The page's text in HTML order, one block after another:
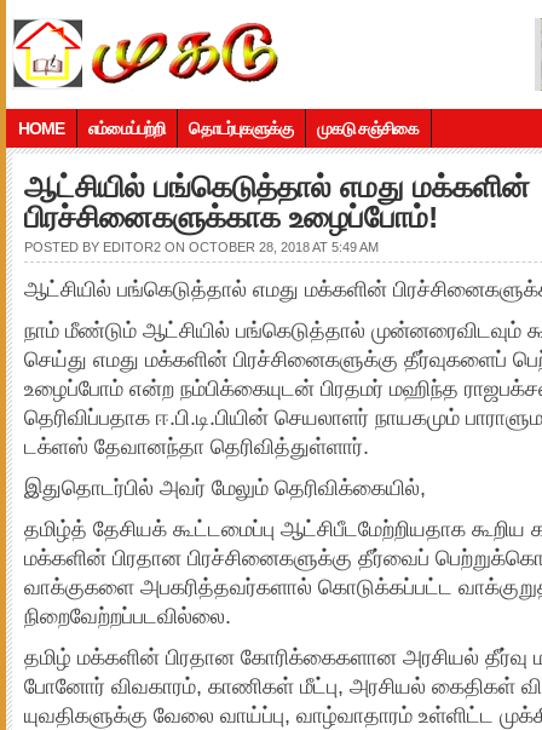
HOME எம்மைப்பற்றி தொடர்புகளுக்கு முகடு சஞ்சிகை
ஆட்சியில் பங்கெடுத்தால் எமது மக்களின்
பிரச்சினைகளுக்காக உழைப்போம்!
POSTED BY EDITOR2 ON OCTOBER 28, 2018 AT 5:49 AM
ஆட்சியில் பங்கெடுத்தால் எமது மக்களின்
நாம் மீண்டும் ஆட்சியில் பங்கெடுத்தால் முன்னரைவிடவும்
செய்து எமது மக்களின் பிரச்சினைகளுக்கு தீர்வுகளைப்
உழைப்போம் என்ற நம்பிக்கையுடன் பிரதமர் மஹிந்த
தெரிவிப்பதாக ஈ.பி.டி.பியின் செயலாளர் நாயகமும்
டக்ளஸ் தேவானந்தா தெரிவித்துள்ளார்.
இதுதொடர்பில் அவர் மேலும் தெரிவிக்கையில்,
தமிழ்த் தேசியக் கூட்டமைப்பு ஆட்சிபீடமேற்றியதாக
மக்களின் பிரதான பிரச்சினைகளுக்கு தீர்வைப்
வாக்குகளை அபகரித்தவர்களால் கொடுக்கப்பட்ட
நிறைவேற்றப்படவில்லை.
தமிழ் மக்களின் பிரதான கோரிக்கைகளான அரசியல் தீர்வு
போனோர் விவகாரம், காணிகள் மீட்பு, அரசியல் கைதிகள்
யுவதிகளுக்கு வேலை வாய்ப்பு, வாழ்வாதாரம் உள்ளிட்ட